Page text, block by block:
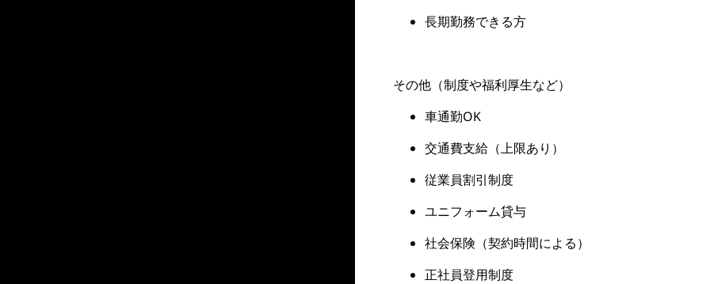
長期勤務できる方
その他（制度や福利厚生など）
車通勤OK
交通費支給（上限あり）
従業員割引制度
ユニフォーム貸与
社会保険（契約時間による）
正社員登用制度